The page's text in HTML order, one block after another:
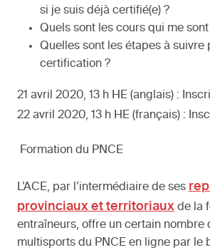
si je suis déjà certifié(e) ?
Quels sont les cours qui me
Quelles sont les étapes à suivre
certification ?
21 avril 2020, 13 h HE (anglais) :
22 avril 2020, 13 h HE (français) :
Formation du PNCE
L’ACE, par l’intermédiaire de ses
provinciaux et territoriaux de la
entraîneurs, offre un certain nombre
multisports du PNCE en ligne par le